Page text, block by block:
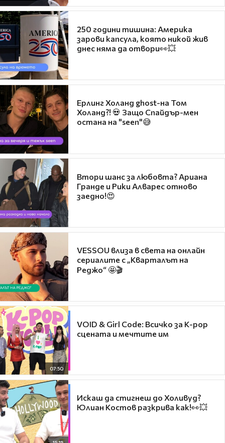
250 години тишина: Америка
зарови капсула, която никой жив
днес няма да отвори👀💥
Ерлинг Холанд ghost-на Том
Холанд?! 💀 Защо Спайдър-мен
остана на "seen"😅
Втори шанс за любовта? Ариана
Гранде и Рики Алварес отново
заедно!😍
VESSOU влиза в света на онлайн
сериалите с „Кварталът на
Реджо“ 🤩🎬
07:50
VOID & Girl Code: Всичко за K-pop
сцената и мечтите им
Искаш да стигнеш до Холивуд?
Юлиан Костов разкрива как!👀💥